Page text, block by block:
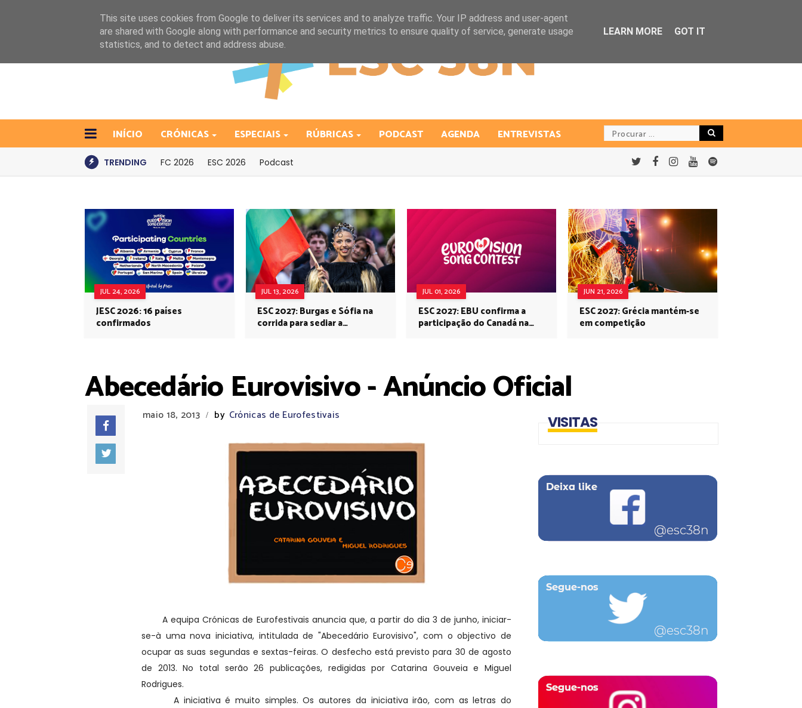
INÍCIO CRÓNICAS ESPECIAIS RÚBRICAS PODCAST AGENDA ENTREVISTAS
TRENDING FC 2026 ESC 2026 Podcast
JUL 24, 2026
JESC 2026: 16 países
confirmados
JUL 13, 2026
ESC 2027: Burgas e Sófia na
corrida para sediar a
JUL 01, 2026
ESC 2027: EBU confirma a
participação do Canadá na
JUN 21, 2026
ESC 2027: Grécia mantém-se
em competição
Abecedário Eurovisivo - Anúncio Oficial
maio 18, 2013 / by Crónicas de Eurofestivais
A equipa Crónicas de Eurofestivais anuncia que, a partir do dia 3 de junho, iniciar-
se-à uma nova iniciativa, intitulada de "Abecedário Eurovisivo", com o objectivo de
ocupar as suas segundas e sextas-feiras. O desfecho está previsto para 30 de agosto
de 2013. No total serão 26 publicações, redigidas por Catarina Gouveia e Miguel
Rodrigues.
A iniciativa é muito simples. Os autores da iniciativa irão, com as letras do
VISITAS
This site uses cookies from Google to deliver its services and to analyze traffic. Your IP address and user-agent
are shared with Google along with performance and security metrics to ensure quality of service, generate usage
statistics, and to detect and address abuse.
LEARN MORE GOT IT